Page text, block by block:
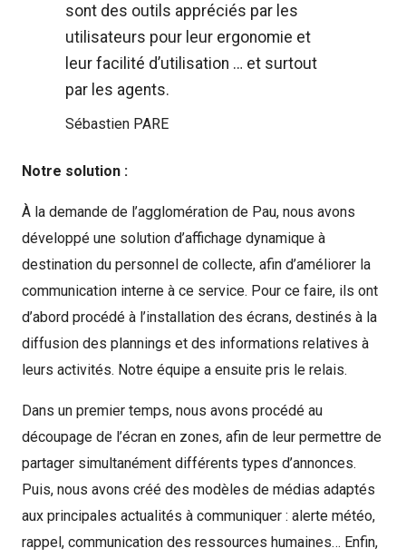
Contact
sont des outils appréciés par les
utilisateurs pour leur ergonomie et
leur facilité d’utilisation … et surtout
par les agents.
Sébastien PARE
Notre solution :
À la demande de l’agglomération de Pau, nous avons
développé une solution d’affichage dynamique à
destination du personnel de collecte, afin d’améliorer la
communication interne à ce service. Pour ce faire, ils ont
d’abord procédé à l’installation des écrans, destinés à la
diffusion des plannings et des informations relatives à
leurs activités. Notre équipe a ensuite pris le relais.
Dans un premier temps, nous avons procédé au
découpage de l’écran en zones, afin de leur permettre de
partager simultanément différents types d’annonces.
Puis, nous avons créé des modèles de médias adaptés
aux principales actualités à communiquer : alerte météo,
rappel, communication des ressources humaines… Enfin,